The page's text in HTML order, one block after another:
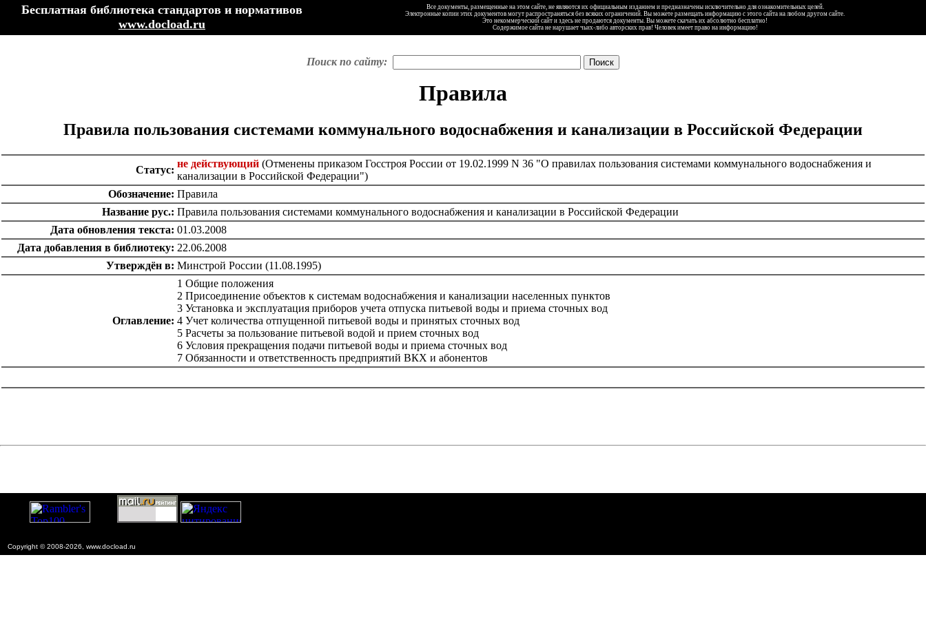
Бесплатная библиотека стандартов и нормативов
www.docload.ru
Все документы, размещенные на этом сайте, не являются их официальным изданием и предназначены исключительно для ознакомительных целей.
Электронные копии этих документов могут распространяться без всяких ограничений. Вы можете размещать информацию с этого сайта на любом другом сайте.
Это некоммерческий сайт и здесь не продаются документы. Вы можете скачать их абсолютно бесплатно!
Содержимое сайта не нарушает чьих-либо авторских прав! Человек имеет право на информацию!
Поиск по сайту:
Правила
Правила пользования системами коммунального водоснабжения и канализации в Российской Федерации
Статус:
не действующий (Отменены приказом Госстроя России от 19.02.1999 N 36 "О правилах пользования системами коммунального водоснабжения и
канализации в Российской Федерации")
Обозначение: Правила
Название рус.: Правила пользования системами коммунального водоснабжения и канализации в Российской Федерации
Дата обновления текста: 01.03.2008
Дата добавления в библиотеку: 22.06.2008
Утверждён в: Минстрой России (11.08.1995)
Оглавление:
1 Общие положения
2 Присоединение объектов к системам водоснабжения и канализации населенных пунктов
3 Установка и эксплуатация приборов учета отпуска питьевой воды и приема сточных вод
4 Учет количества отпущенной питьевой воды и принятых сточных вод
5 Расчеты за пользование питьевой водой и прием сточных вод
6 Условия прекращения подачи питьевой воды и приема сточных вод
7 Обязанности и ответственность предприятий ВКХ и абонентов
Copyright © 2008-2026, www.docload.ru